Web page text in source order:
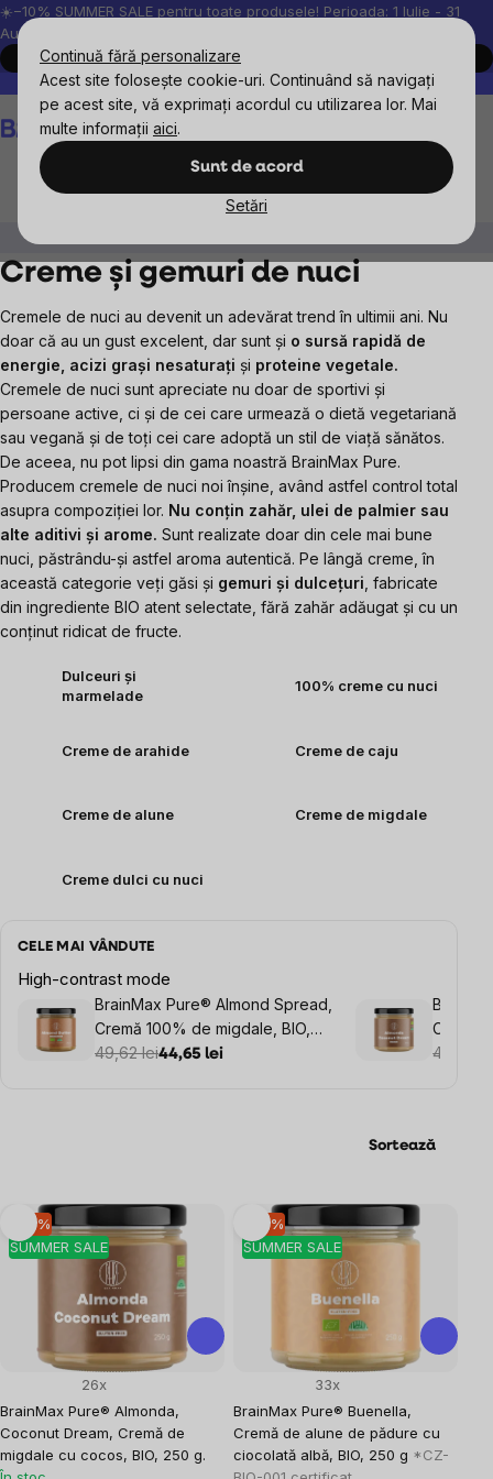
Continuă fără personalizare
Acest site folosește cookie-uri. Continuând să navigați
pe acest site, vă exprimați acordul cu utilizarea lor. Mai
multe informații aici.
Sunt de acord
Setări
Treci
la
conținut
☀️−10% SUMMER SALE pentru toate produsele! Perioada: 1 Iulie - 31
August, 2026.
Cumpără acum
Peste 200.000 de recenzii verificate
Produsele noastre sunt
Coş
de
Creme și gemuri de nuci
Cremele de nuci au devenit un adevărat trend în ultimii ani. Nu
doar că au un gust excelent, dar sunt și o sursă rapidă de
energie, acizi grași nesaturați și proteine vegetale.
Cremele de nuci sunt apreciate nu doar de sportivi și
persoane active, ci și de cei care urmează o dietă vegetariană
sau vegană și de toți cei care adoptă un stil de viață sănătos.
De aceea, nu pot lipsi din gama noastră BrainMax Pure.
Producem cremele de nuci noi înșine, având astfel control total
asupra compoziției lor. Nu conțin zahăr, ulei de palmier sau
alte aditivi și arome. Sunt realizate doar din cele mai bune
nuci, păstrându-și astfel aroma autentică. Pe lângă creme, în
această categorie veți găsi și gemuri și dulcețuri , fabricate
din ingrediente BIO atent selectate, fără zahăr adăugat și cu un
conținut ridicat de fructe.
Dulceuri și
marmelade
100% creme cu nuci
Creme de arahide Creme de caju
Creme de alune Creme de migdale
Creme dulci cu nuci
CELE MAI VÂNDUTE
High-contrast mode
BrainMax Pure® Almond Spread,
Cremă 100% de migdale, BIO,
250 g.
49,62 lei44,65 lei 49,62
Sortează
Listă
produse
SUMMER SALE
–10 %
BrainMax Pure® Almonda,
Coconut Dream, Cremă de
migdale cu cocos, BIO, 250 g.
26x
SUMMER SALE
–10 %
BrainMax Pure® Buenella,
Cremă de alune de pădure cu
ciocolată albă, BIO, 250 g *CZ-
33x